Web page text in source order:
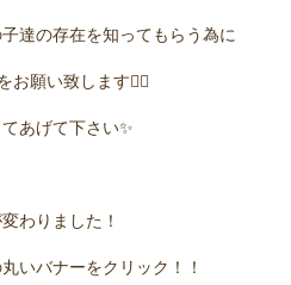
達の存在を知ってもらう為に
お願い致します🙇‍♂️
あげて下さい✨
わりました！
いバナーをクリック！！